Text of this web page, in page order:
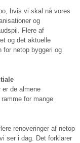
hvis vi skal nå vores
og
Flere af
og det aktuelle
for netop byggeri og
de almene
for mange
renoveringer af netop
ser i dag. Det forklarer